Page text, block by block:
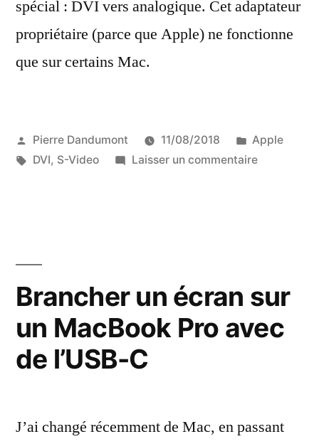
spécial : DVI vers analogique. Cet adaptateur
propriétaire (parce que Apple) ne fonctionne
que sur certains Mac.
Publié
par
Pierre Dandumont 11/08/2018
Publié
dans
Apple
Étiquettes :
DVI, S-Video Laisser un commentairesur
Brancher un écran sur
un MacBook Pro avec
de l’USB-C
J’ai changé récemment de Mac, en passant